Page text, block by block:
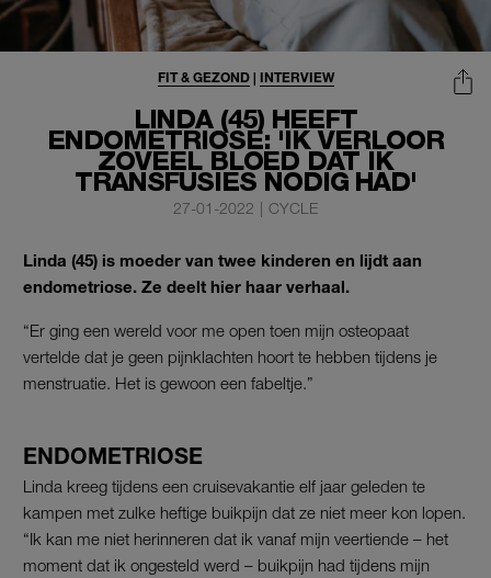
LINDA (45) HEEFT
ENDOMETRIOSE: 'IK VERLOOR
ZOVEEL BLOED DAT IK
TRANSFUSIES NODIG HAD'
FIT & GEZOND| INTERVIEW
27-01-2022 | CYCLE
Linda (45) is moeder van twee kinderen en lijdt aan
endometriose. Ze deelt hier haar verhaal.
“Er ging een wereld voor me open toen mijn osteopaat
vertelde dat je geen pijnklachten hoort te hebben tijdens je
menstruatie. Het is gewoon een fabeltje.”
ENDOMETRIOSE
Linda kreeg tijdens een cruisevakantie elf jaar geleden te
kampen met zulke heftige buikpijn dat ze niet meer kon lopen.
“Ik kan me niet herinneren dat ik vanaf mijn veertiende – het
moment dat ik ongesteld werd – buikpijn had tijdens mijn